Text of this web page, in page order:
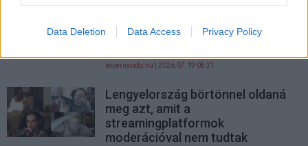
Data Deletion Data Access Privacy Policy
Csodaszer a rák ellen? Schobert
Norbert példája megmutatja,
hogyan működik az egészségügyi
kepernyoido.hu | 2026.07.19 08:21
Lengyelország börtönnel oldaná
meg azt, amit a
streamingplatformok
moderációval nem tudtak